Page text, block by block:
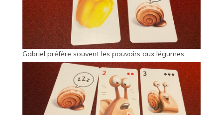
Gabriel préfère souvent les pouvoirs aux légumes…